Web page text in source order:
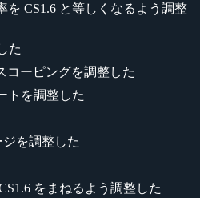
を CS1.6 と等しくなるよう調整
た
コーピングを調整した
トを調整した
を調整した
をまねるよう調整した